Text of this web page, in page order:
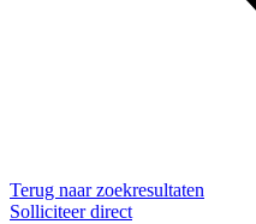
Terug naar zoekresultaten
Solliciteer direct